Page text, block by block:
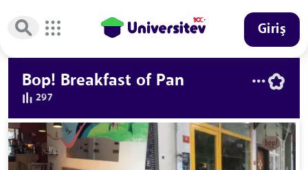
Giriş
Bop! Breakfast of Pan
297